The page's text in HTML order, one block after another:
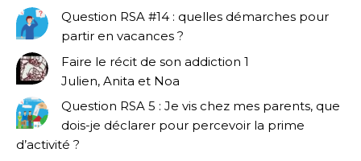
Question RSA #14 : quelles démarches pour
partir en vacances ?
Faire le récit de son addiction 1
Julien, Anita et Noa
Question RSA 5 : Je vis chez mes parents, que
dois-je déclarer pour percevoir la prime
d’activité ?